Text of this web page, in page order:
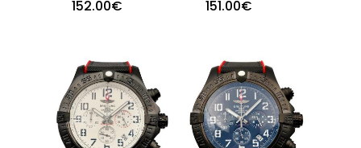
152.00€ 151.00€